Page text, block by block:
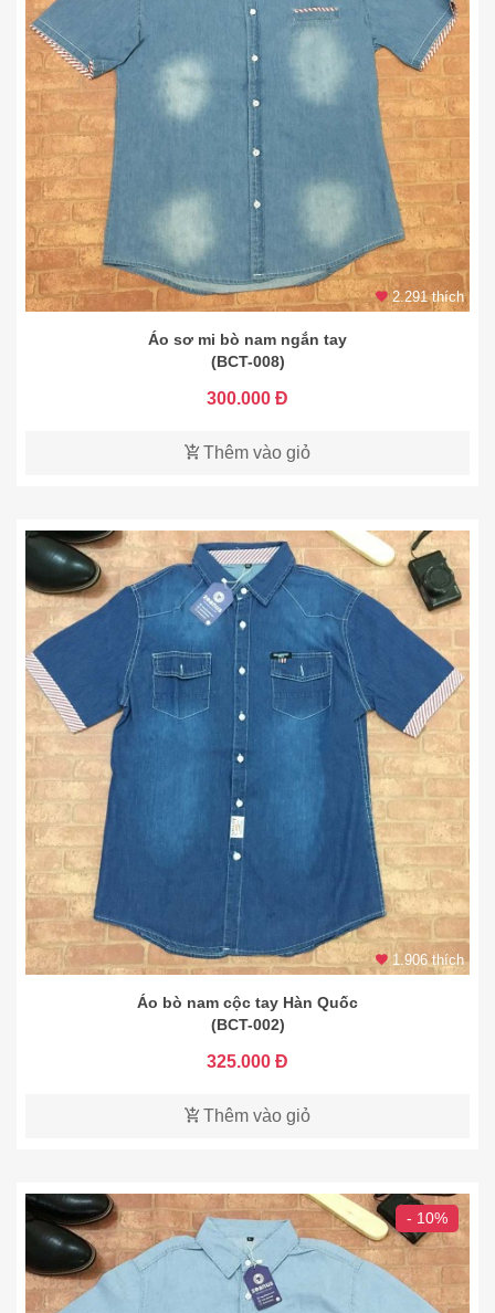
2.291 thích
Áo sơ mi bò nam ngắn tay
(BCT-008)
300.000 Đ
Thêm vào giỏ
1.906 thích
Áo bò nam cộc tay Hàn Quốc
(BCT-002)
325.000 Đ
Thêm vào giỏ
- 10%